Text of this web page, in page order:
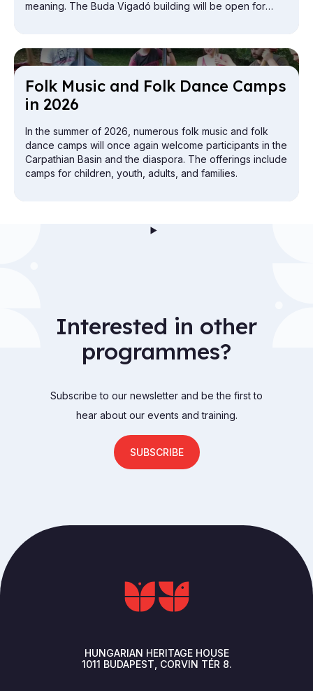
meaning. The Buda Vigadó building will be open for
Folk Mu­sic and Folk Dance Camps
in 2026
In the summer of 2026, numerous folk music and folk
dance camps will once again welcome participants in the
Carpathian Basin and the diaspora. The offerings include
camps for children, youth, adults, and families.
Interested in other
programmes?
Subscribe to our newsletter and be the first to
hear about our events and training.
SUBSCRIBE
HUNGARIAN HERITAGE HOUSE
1011 BUDAPEST CORVIN TÉR 8.